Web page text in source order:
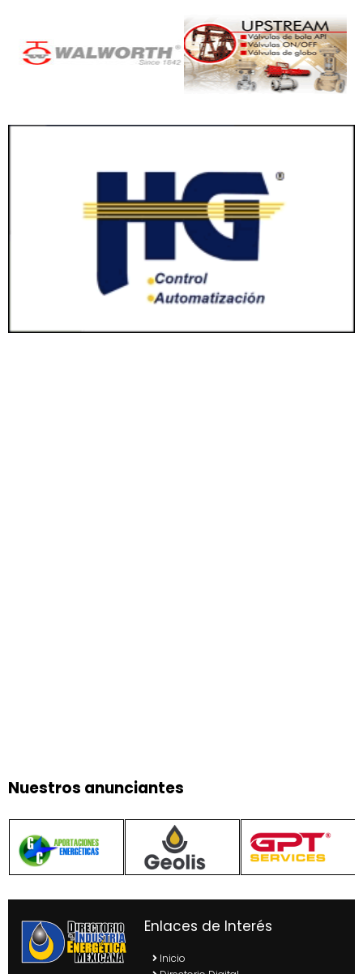
Nuestros anunciantes
Enlaces de Interés
Inicio